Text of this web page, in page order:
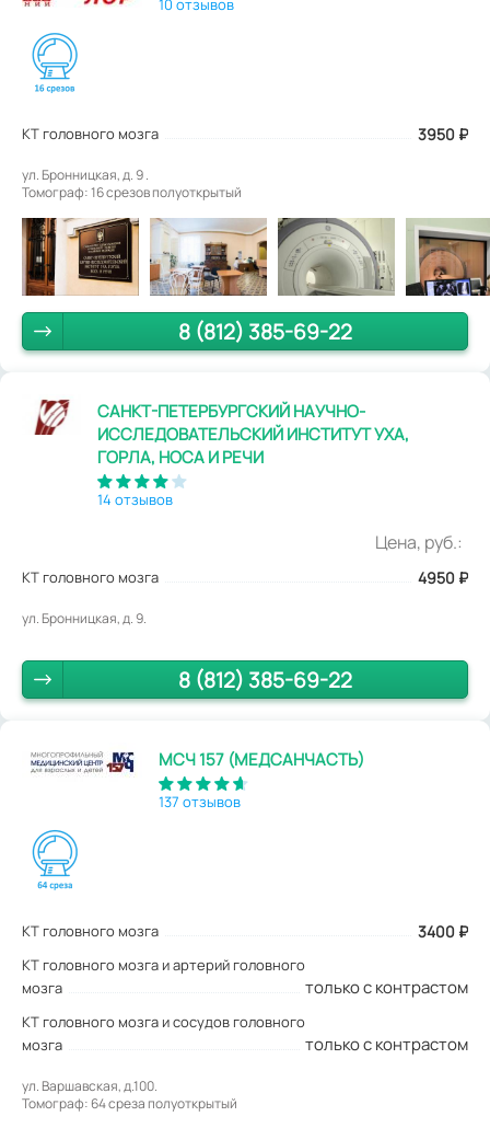
10 отзывов
КТ головного мозга 3950 ₽
ул. Бронницкая, д. 9 .
Томограф: 16 срезов полуоткрытый
8 (812) 385-69-22
САНКТ-ПЕТЕРБУРГСКИЙ НАУЧНО-
ИССЛЕДОВАТЕЛЬСКИЙ ИНСТИТУТ УХА,
ГОРЛА, НОСА И РЕЧИ
14 отзывов
Цена, руб.:
КТ головного мозга 4950 ₽
ул. Бронницкая, д. 9.
8 (812) 385-69-22
МСЧ 157 (МЕДСАНЧАСТЬ)
137 отзывов
КТ головного мозга 3400 ₽
КТ головного мозга и артерий головного
мозга
только с контрастом
КТ головного мозга и сосудов головного
мозга
только с контрастом
ул. Варшавская, д.100.
Томограф: 64 среза полуоткрытый